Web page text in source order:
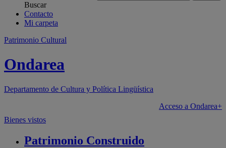
Buscar
Contacto
Mi carpeta
Patrimonio Cultural
Ondarea
Departamento de Cultura y Política Lingüística
Acceso a Ondarea+
Bienes vistos
Patrimonio Construido